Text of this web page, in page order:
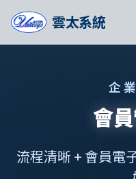
雲太系統
企
會
流程清晰 + 會員電